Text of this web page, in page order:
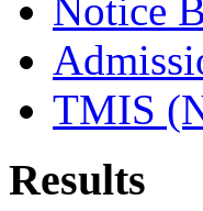
Notice
TMIS
Results